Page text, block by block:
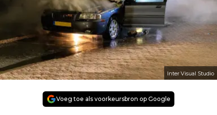
Inter Visual Studio
Voeg toe als voorkeursbron op Google